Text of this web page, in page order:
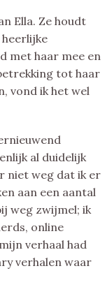
Ella. Ze houdt
heerlijke
met haar mee en
tot haar
vond ik het wel
al duidelijk
niet weg dat ik er
aan een aantal
weg zwijmel; ik
online
verhaal had
verhalen waar